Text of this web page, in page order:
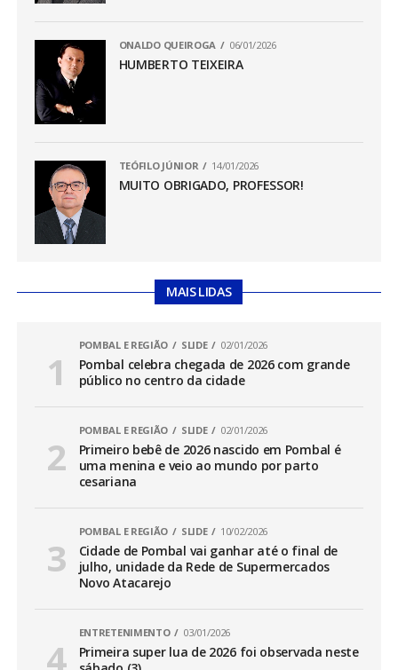
ONALDO QUEIROGA 06/01/2026
HUMBERTO TEIXEIRA
TEÓFILO JÚNIOR 14/01/2026
MUITO OBRIGADO, PROFESSOR!
MAIS LIDAS
POMBAL E REGIÃO SLIDE 02/01/2026
Pombal celebra chegada de 2026 com grande
público no centro da cidade
POMBAL E REGIÃO SLIDE 02/01/2026
Primeiro bebê de 2026 nascido em Pombal é
uma menina e veio ao mundo por parto
cesariana
POMBAL E REGIÃO SLIDE 10/02/2026
Cidade de Pombal vai ganhar até o final de
julho, unidade da Rede de Supermercados
Novo Atacarejo
ENTRETENIMENTO 03/01/2026
Primeira super lua de 2026 foi observada neste